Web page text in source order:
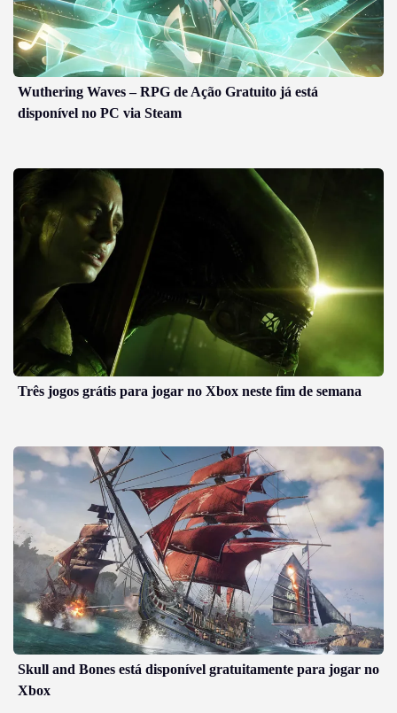
Wuthering Waves – RPG de Ação Gratuito já está
disponível no PC via Steam
Três jogos grátis para jogar no Xbox neste fim de semana
Skull and Bones está disponível gratuitamente para jogar no
Xbox